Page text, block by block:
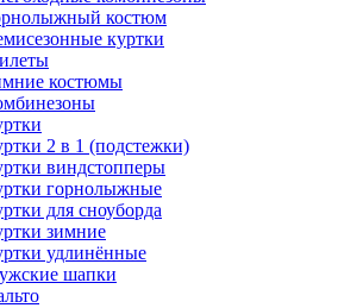
костюм
куртки
костюмы
2 в 1 (подстежки)
виндстопперы
горнолыжные
для сноуборда
зимние
удлинённые
шапки